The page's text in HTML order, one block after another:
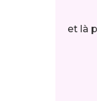
et là